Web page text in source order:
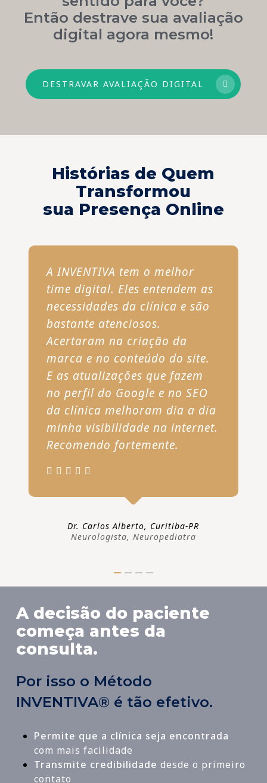
Então destrave sua avaliação
digital agora mesmo!
DESTRAVAR AVALIAÇÃO DIGITAL
Histórias de Quem
Transformou
sua Presença Online
A INVENTIVA tem o melhor
time digital. Eles entendem as
necessidades da clínica e são
bastante atenciosos.
Acertaram na criação da
marca e no conteúdo do site.
E as atualizações que fazem
no perfil do Google e no SEO
da clínica melhoram dia a dia
minha visibilidade na internet.
Recomendo fortemente.
Dr. Carlos Alberto, Curitiba-PR
Neurologista, Neuropediatra
A decisão do paciente
começa antes da
consulta.
Por isso o Método
INVENTIVA® é tão efetivo.
Permite que a clínica seja encontrada
com mais facilidade
Transmite credibilidade desde o primeiro
contato